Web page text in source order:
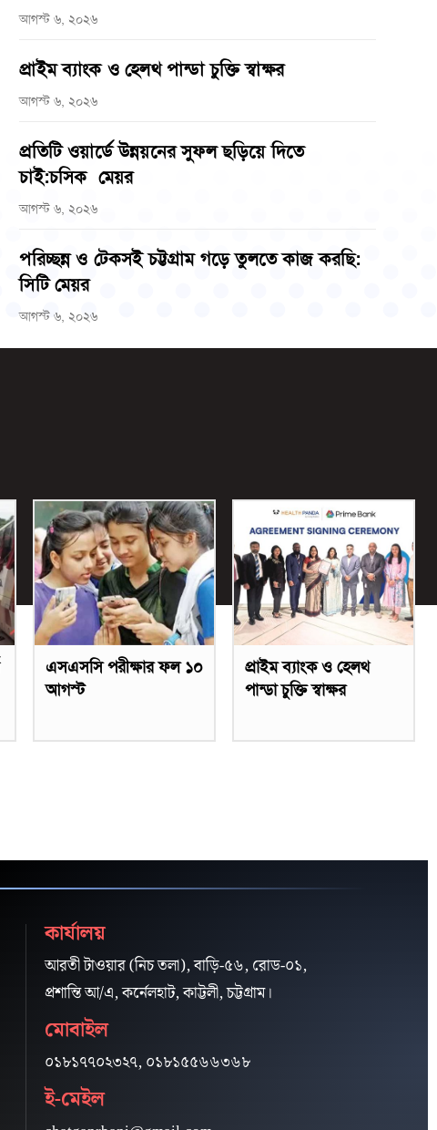
আগস্ট ৬, ২০২৬
প্রাইম ব্যাংক ও হেলথ পান্ডা চুক্তি স্বাক্ষর
আগস্ট ৬, ২০২৬
প্রতিটি ওয়ার্ডে উন্নয়নের সুফল ছড়িয়ে দিতে
চাই:চসিক মেয়র
আগস্ট ৬, ২০২৬
পরিচ্ছন্ন ও টেকসই চট্টগ্রাম গড়ে তুলতে কাজ করছি:
সিটি মেয়র
আগস্ট ৬, ২০২৬
এসএসসি পরীক্ষার ফল ১০
আগস্ট
প্রাইম ব্যাংক ও হেলথ
পান্ডা চুক্তি স্বাক্ষর
কার্যালয়
আরতী টাওয়ার (নিচ তলা), বাড়ি-৫৬, রোড-০১,
প্রশান্তি আ/এ, কর্নেলহাট, কাট্টলী, চট্টগ্রাম।
মোবাইল
০১৮১৭৭০২৩২৭, ০১৮১৫৫৬৬৩৬৮
ই-মেইল